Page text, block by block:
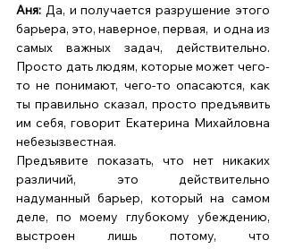
Аня: Да, и получается разрушение этого
барьера, это, наверное, первая,  и одна из
самых важных задач, действительно.
Просто дать людям, которые может чего-
то не понимают, чего-то опасаются, как
ты правильно сказал, просто предъявить
им себя, говорит Екатерина Михайловна
небезызвестная.
Предъявите показать, что нет никаких
различий, это действительно
надуманный барьер, который на самом
деле, по моему глубокому убеждению,
выстроен лишь потому, что